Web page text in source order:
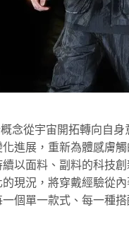
念從宇宙開拓轉向自
進展，重新為體感膚
以面料、副料的科技
現況，將穿戴經驗從
個單一款式、每一種